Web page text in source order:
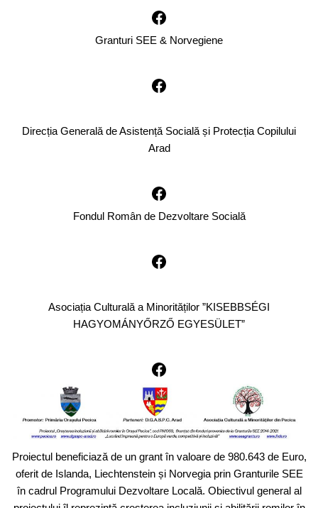
Granturi SEE & Norvegiene
Direcția Generală de Asistență Socială și Protecția Copilului
Arad
Fondul Român de Dezvoltare Socială
Asociația Culturală a Minorităților ”KISEBBSÉGI
HAGYOMÁNYŐRZŐ EGYESÜLET”
Proiectul beneficiază de un grant în valoare de 980.643 de Euro,
oferit de Islanda, Liechtenstein și Norvegia prin Granturile SEE
în cadrul Programului Dezvoltare Locală. Obiectivul general al